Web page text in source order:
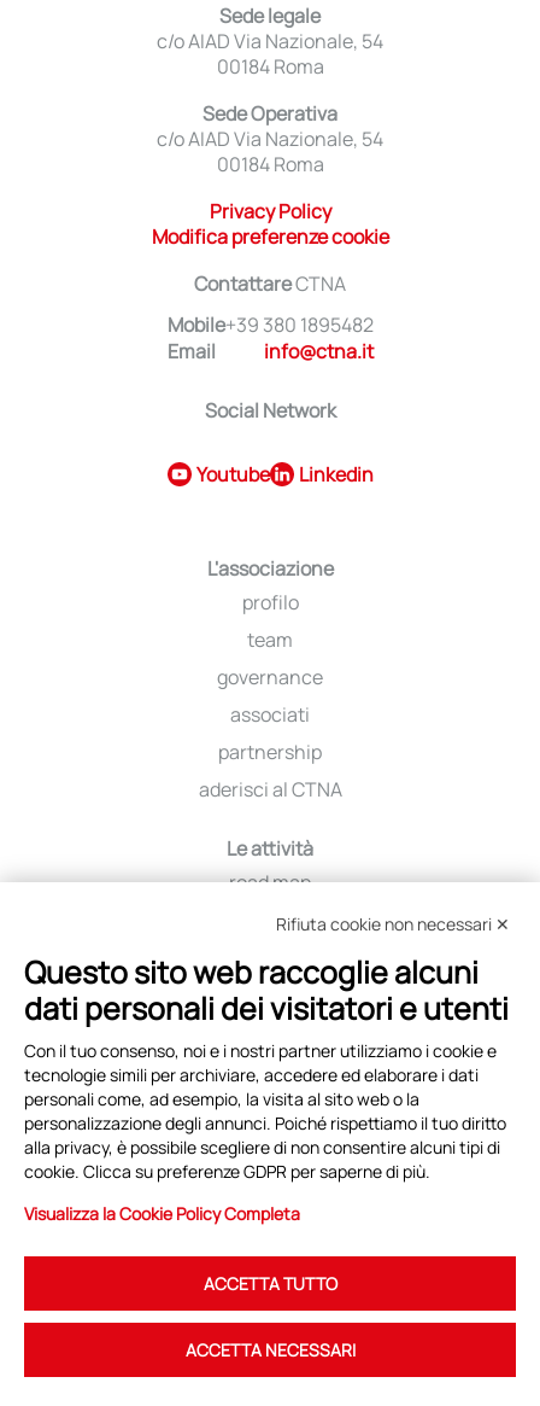
Sede legale
c/o AIAD Via Nazionale, 54
00184 Roma
Sede Operativa
c/o AIAD Via Nazionale, 54
00184 Roma
Privacy Policy
Modifica preferenze cookie
ContattareCTNA
Mobile+39 380 1895482
Email
info@ctna.it
Social Network
Youtube Linkedin
L'associazione
profilo
team
governance
associati
partnership
aderisci al CTNA
Le attività
road map
iniziative
viaggio tra i distretti
education
Eventi e News
copertina
archivio eventi
Rifiuta cookie non necessari ✕
Questo sito web raccoglie alcuni
dati personali dei visitatori e utenti
Con il tuo consenso, noi e i nostri partner utilizziamo i cookie e
tecnologie simili per archiviare, accedere ed elaborare i dati
personali come, ad esempio, la visita al sito web o la
personalizzazione degli annunci. Poiché rispettiamo il tuo diritto
alla privacy, è possibile scegliere di non consentire alcuni tipi di
cookie. Clicca su preferenze GDPR per saperne di più.
Visualizza la Cookie Policy Completa
ACCETTA TUTTO
ACCETTA NECESSARI